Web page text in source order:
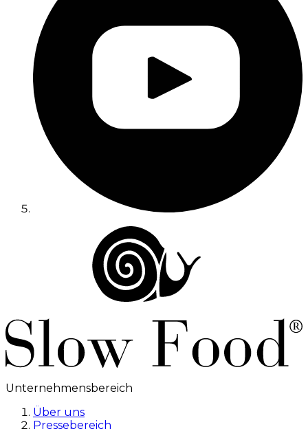
Unternehmensbereich
Über uns
Pressebereich